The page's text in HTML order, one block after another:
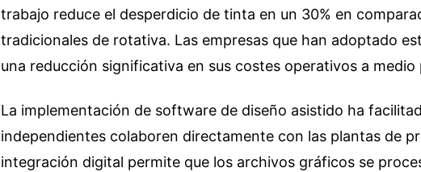
trabajo reduce el desperdicio de tinta en un 30% en
tradicionales de rotativa. Las empresas que han adoptado
una reducción significativa en sus costes operativos a medio
La implementación de software de diseño asistido ha
independientes colaboren directamente con las plantas de
integración digital permite que los archivos gráficos se